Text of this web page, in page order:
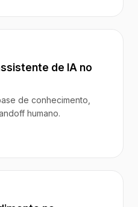
de IA no
de conhecimento,
humano.